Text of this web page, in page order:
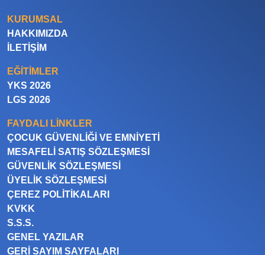
KURUMSAL
HAKKIMIZDA
İLETIŞIM
EĞITIMLER
YKS 2026
LGS 2026
FAYDALI LINKLER
ÇOCUK GÜVENLIĞI VE EMNIYETI
MESAFELI SATIŞ SÖZLEŞMESI
GÜVENLIK SÖZLEŞMESI
ÜYELIK SÖZLEŞMESI
ÇEREZ POLITIKALARI
KVKK
S.S.S.
GENEL YAZILAR
GERI SAYIM SAYFALARI